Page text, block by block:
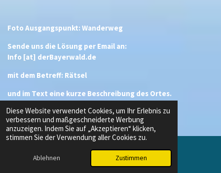
Diese Website verwendet Cookies, um Ihr Erlebnis zu
verbessern und maßgeschneiderte Werbung
anzuzeigen. Indem Sie auf „Akzeptieren“ klicken,
stimmen Sie der Verwendung aller Cookies zu.
Ablehnen Zustimmen
Foto Ausgangspunkt: Wanderweg
Sende uns die Lösung per Email an:
Info [at] derBayerwald.de
mit dem Betreff: Rätsel
und im Text eine kurze Beschreibung des Ortes.
Einsendeschluss: 30.11.2025
E-Mail